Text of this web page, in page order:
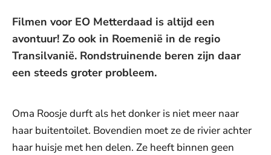
Filmen voor EO Metterdaad is altijd een
avontuur! Zo ook in Roemenië in de regio
Transilvanië. Rondstruinende beren zijn daar
een steeds groter probleem.
Oma Roosje durft als het donker is niet meer naar
haar buitentoilet. Bovendien moet ze de rivier achter
haar huisje met hen delen. Ze heeft binnen geen